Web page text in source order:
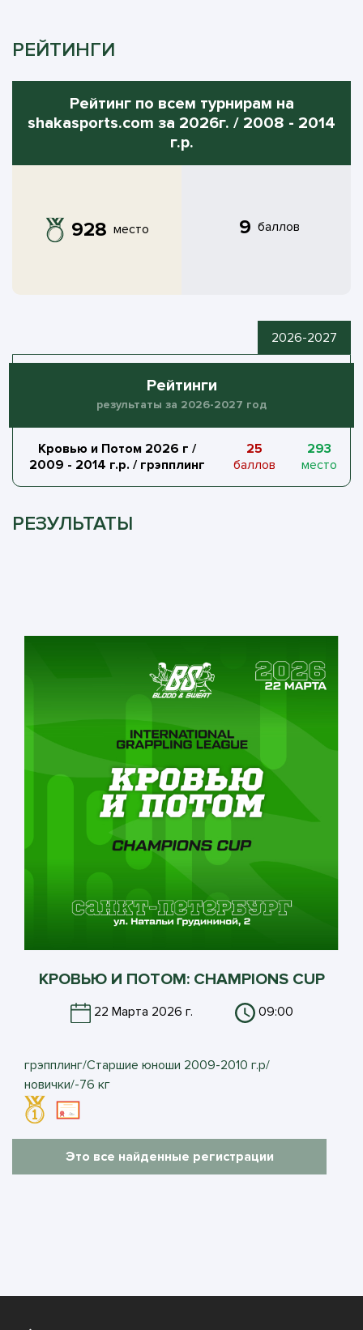
РЕЙТИНГИ
Рейтинг по всем турнирам на
shakasports.com за 2026г. / 2008 - 2014
г.р.
928 место 9 баллов
2026-2027
Рейтинги
результаты за 2026-2027 год
Кровью и Потом 2026 г /
2009 - 2014 г.р. / грэпплинг
25
баллов
293
место
РЕЗУЛЬТАТЫ
КРОВЬЮ И ПОТОМ: CHAMPIONS CUP
22 Марта 2026 г. 09:00
грэпплинг/Старшие юноши 2009-2010 г.р/
новички/-76 кг
Это все найденные регистрации